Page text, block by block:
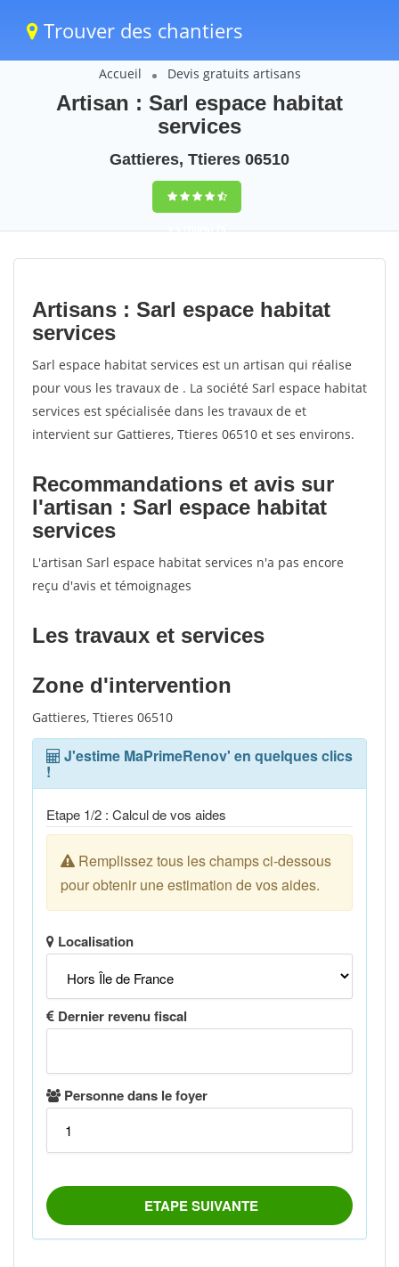
Trouver des chantiers
Accueil Devis gratuits artisans
Artisan : Sarl espace habitat
services
Gattieres, Ttieres 06510
9,5(100%)75
votes
Artisans : Sarl espace habitat
services
Sarl espace habitat services est un artisan qui réalise
pour vous les travaux de . La société Sarl espace habitat
services est spécialisée dans les travaux de et
intervient sur Gattieres, Ttieres 06510 et ses environs.
Recommandations et avis sur
l'artisan : Sarl espace habitat
services
L'artisan Sarl espace habitat services n'a pas encore
reçu d'avis et témoignages
Les travaux et services
Zone d'intervention
Gattieres, Ttieres 06510